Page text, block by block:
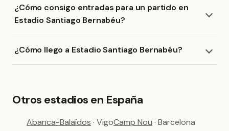
¿Cómo consigo entradas para un partido en
Estadio Santiago Bernabéu?
¿Cómo llego a Estadio Santiago Bernabéu?
Otros estadios en España
Abanca-Balaídos · VigoCamp Nou · Barcelona